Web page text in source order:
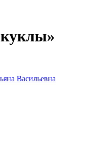
Васильевна